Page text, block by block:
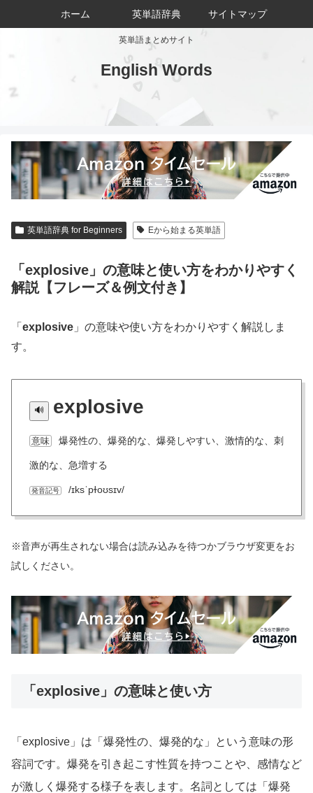
英単語まとめサイト
English Words
ホーム 英単語辞典 サイトマップ
英単語辞典 for Beginners Eから始まる英単語
「explosive」の意味と使い方をわかりやすく
解説【フレーズ＆例文付き】
「 explosive 」の意味や使い方をわかりやすく解説しま
す。
explosive
意味 爆発性の、爆発的な、爆発しやすい、激情的な、刺
激的な、急増する
発音記号 /ɪksˈpɫoʊsɪv/
※音声が再生されない場合は読み込みを待つかブラウザ変更をお
試しください。
「explosive」の意味と使い方
「explosive」は「爆発性の、爆発的な」という意味の形
容詞です。爆発を引き起こす性質を持つことや、感情など
が激しく爆発する様子を表します。名詞としては「爆発